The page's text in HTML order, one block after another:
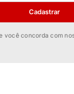
Cadastrar
você concorda com